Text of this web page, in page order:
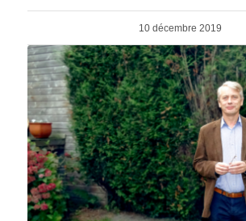
10 décembre 2019